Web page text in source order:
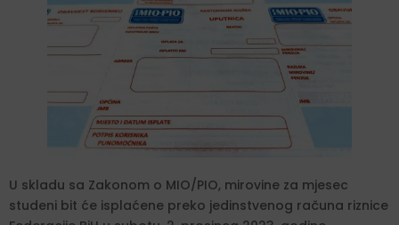
U skladu sa Zakonom o MIO/PIO, mirovine za mjesec
studeni bit će isplaćene preko jedinstvenog računa riznice